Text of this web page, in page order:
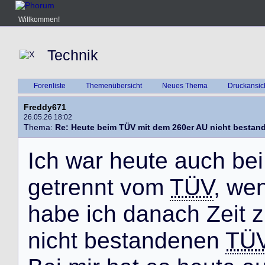
Willkommen!
Technik
Forenliste Themenübersicht Neues Thema
Freddy671
26.05.26 18:02
Thema: Re: Heute beim TÜV mit dem 260er AU nicht
Ich war heute auch bei
getrennt vom TÜV, we
habe ich danach Zeit z
nicht bestandenen